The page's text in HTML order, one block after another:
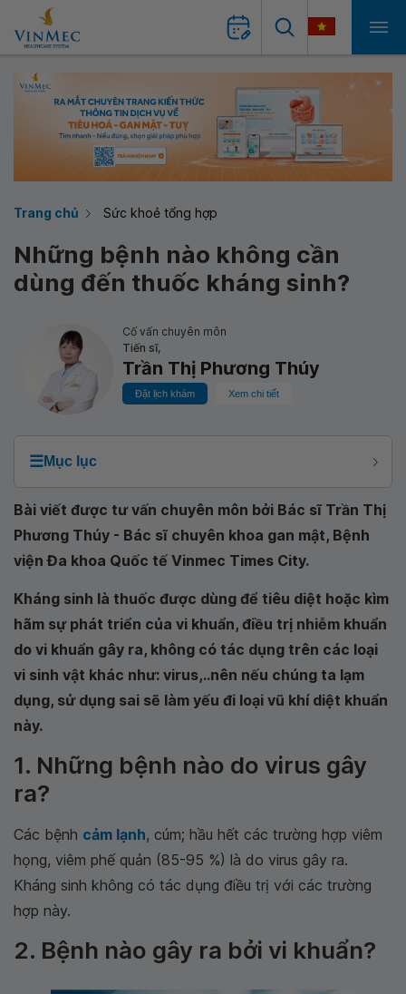
Trang chủ Sức khoẻ tổng hợp
Những bệnh nào không cần
dùng đến thuốc kháng sinh?
Cố vấn chuyên môn
Tiến sĩ,
Trần Thị Phương Thúy
Đặt lịch khám Xem chi tiết
☰Mục lục
Bài viết được tư vấn chuyên môn bởi Bác sĩ Trần Thị
Phương Thúy - Bác sĩ chuyên khoa gan mật, Bệnh
viện Đa khoa Quốc tế Vinmec Times City.
Kháng sinh là thuốc được dùng để tiêu diệt hoặc kìm
hãm sự phát triển của vi khuẩn, điều trị nhiễm khuẩn
do vi khuẩn gây ra, không có tác dụng trên các loại
vi sinh vật khác như: virus,..nên nếu chúng ta lạm
dụng, sử dụng sai sẽ làm yếu đi loại vũ khí diệt khuẩn
này.
1. Những bệnh nào do virus gây
ra?
Các bệnh cảm lạnh, cúm; hầu hết các trường hợp viêm
họng, viêm phế quản (85-95 %) là do virus gây ra.
Kháng sinh không có tác dụng điều trị với các trường
hợp này.
2. Bệnh nào gây ra bởi vi khuẩn?